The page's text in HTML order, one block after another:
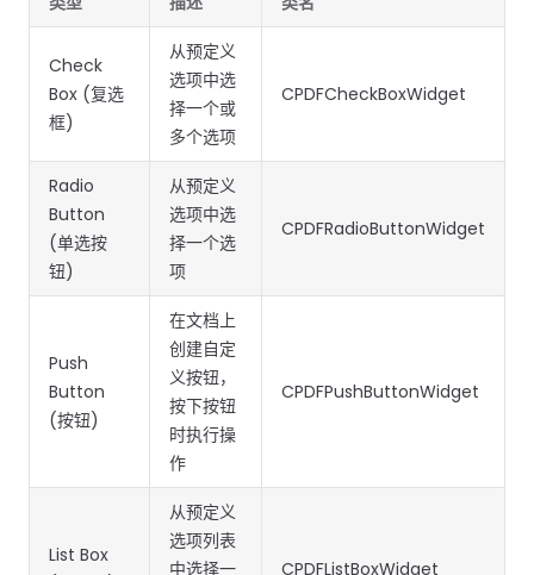
服务器端
Java
SDK
SDK
C++
SDK
SDK
Mac SDK
移动端
Android
SDK
Flutter
SDK
iOS SDK
React
Native
SDK
MCP
AI
释
文档
编辑
内容
编辑
签名
安全
标记密文
图层
PDF/A,
PDF/X,
PDF/E,
PDF/UA
压缩
完整功能清单
智能全文解
智能文档抽
AI
DocSlight
融
疗
中小企业支
为初创公司和团队提供可负担且合理的价
格。
ComPDF
SDK 指南
南
指南
南
C 指南
桌面端
Windows
指南
Mac 指南
移动端
Android
指南
Flutter 指
iOS 指南
ComPDF
南
私有化部
署
定价
联系销售
Check
Box (复选
框)
从预定义
选项中选
择一个或
多个选项
CPDFCheckBoxWidget
Radio
Button
(单选按
钮)
从预定义
选项中选
择一个选
项
CPDFRadioButtonWidget
Push
Button
(按钮)
在文档上
创建自定
义按钮，
按下按钮
时执行操
作
CPDFPushButtonWidget
List Box
从预定义
选项列表
中选择一
CPDFListBoxWidget